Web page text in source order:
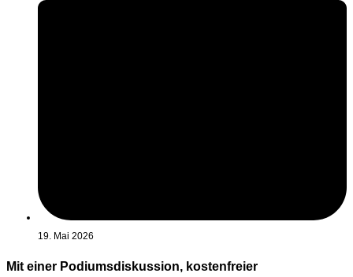
19. Mai 2026
Mit einer Podiumsdiskussion, kostenfreier